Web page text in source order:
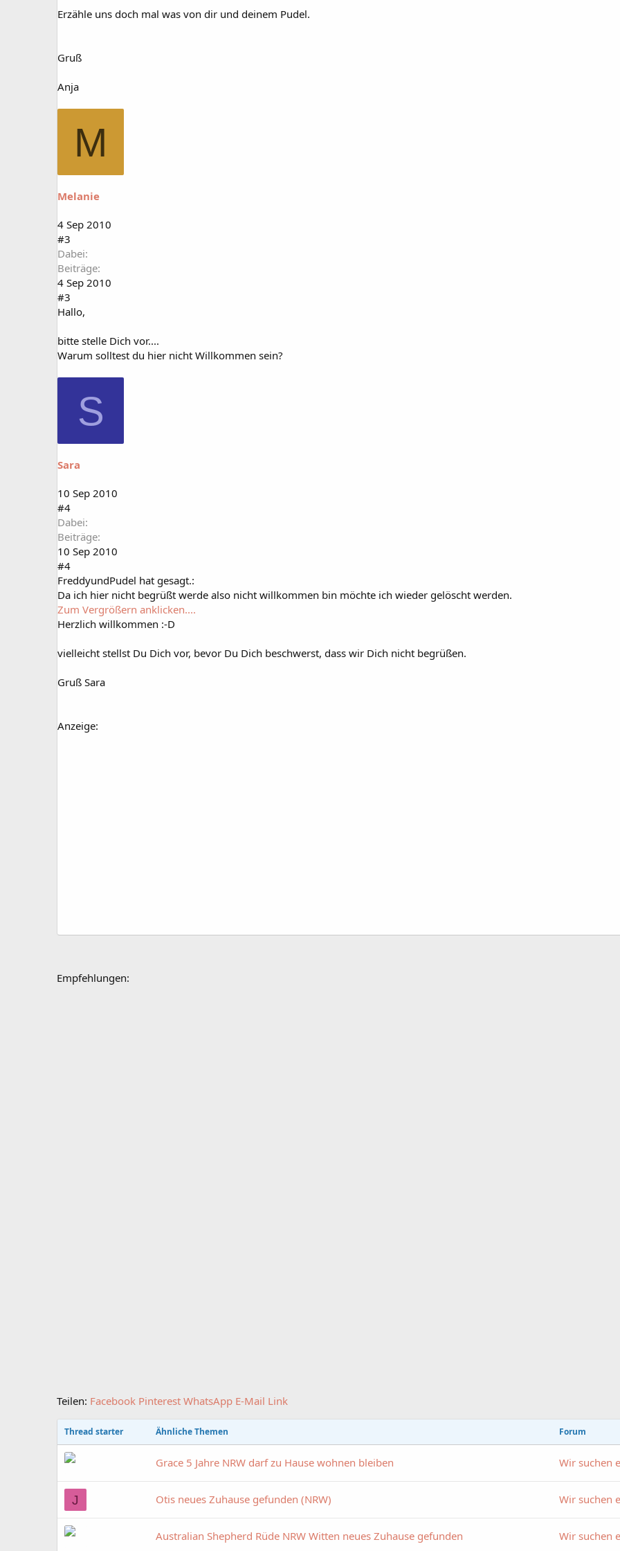
Erzähle uns doch mal was von dir und deinem Pudel.
Gruß
Anja
M
Melanie
4 Sep 2010
#3
Dabei
Beiträge
4 Sep 2010
#3
Hallo,
bitte stelle Dich vor....
Warum solltest du hier nicht Willkommen sein?
S
Sara
10 Sep 2010
#4
Dabei
Beiträge
10 Sep 2010
#4
FreddyundPudel hat gesagt.:
Da ich hier nicht begrüßt werde also nicht willkommen bin möchte ich wieder gelöscht werden.
Zum Vergrößern anklicken....
Herzlich willkommen :-D
vielleicht stellst Du Dich vor, bevor Du Dich beschwerst, dass wir Dich nicht begrüßen.
Gruß Sara
Anzeige:
Empfehlungen:
Teilen: Facebook Pinterest WhatsApp E-Mail Link
Thread starter Ähnliche Themen Forum
Grace 5 Jahre NRW darf zu Hause wohnen bleiben Wir suchen
J Otis neues Zuhause gefunden (NRW) Wir suchen
Australian Shepherd Rüde NRW Witten neues Zuhause gefunden Wir suchen